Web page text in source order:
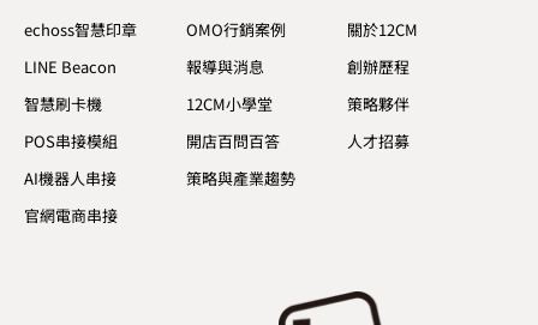
echoss智慧印章
LINE Beacon
智慧刷卡機
POS串接模組
AI機器人串接
官網電商串接
OMO行銷案例
報導與消息
12CM小學堂
開店百問百答
策略與產業趨勢
關於12CM
創辦歷程
策略夥伴
人才招募